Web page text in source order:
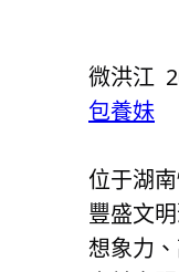
微洪江
包養妹
位于湖
豐盛文
想象力